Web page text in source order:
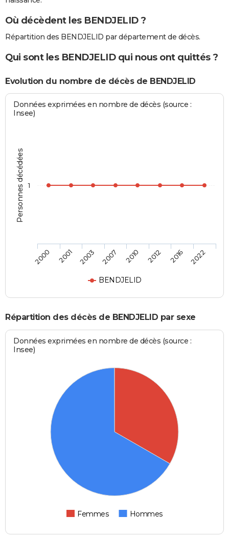
Où décèdent les BENDJELID ?
Répartition des BENDJELID par département de décès.
Qui sont les BENDJELID qui nous ont quittés ?
Evolution du nombre de décès de BENDJELID
Personnes décédées
Données exprimées en nombre de décès (source :
Insee)
BENDJELID
2000 2001 2003 2007 2010 2012 2016 2022
1
Répartition des décès de BENDJELID par sexe
Données exprimées en nombre de décès (source :
Insee)
Femmes Hommes